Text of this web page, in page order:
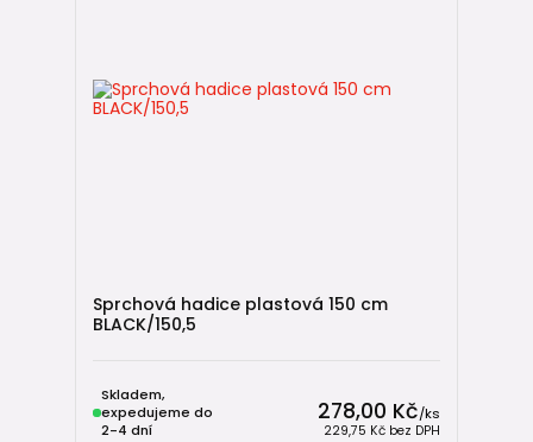
Sprchová hadice plastová 150 cm
BLACK/150,5
278,00 Kč/ks
229,75 Kč bez DPH
Skladem,
expedujeme do
2-4 dní